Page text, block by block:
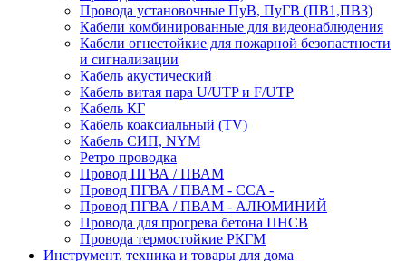
Провода установочные ПуВ, ПуГВ (ПВ1,ПВ3)
Кабели комбинированные для видеонаблюдения
Кабели огнестойкие для пожарной безопастности
и сигнализации
Кабель акустический
Кабель витая пара U/UTP и F/UTP
Кабель КГ
Кабель коаксиальный (TV)
Кабель СИП, NYM
Ретро проводка
Провод ПГВА / ПВАМ
Провод ПГВА / ПВАМ - CCA -
Провод ПГВА / ПВАМ - АЛЮМИНИЙ
Провода для прогрева бетона ПНСВ
Провода термостойкие РКГМ
Инструмент, техника и товары для дома